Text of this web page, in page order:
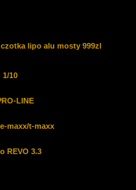
lipo alu mosty 999zl
1/10
LINE
maxx/t-maxx
REVO 3.3